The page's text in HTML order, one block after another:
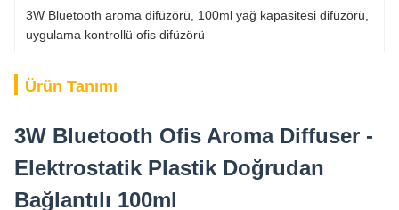
3W Bluetooth aroma difüzörü
100ml yağ kapasitesi difüzörü
uygulama kontrollü ofis difüzörü
Ürün Tanımı
3W Bluetooth Ofis Aroma Diffuser -
Elektrostatik Plastik Doğrudan
Bağlantılı 100ml